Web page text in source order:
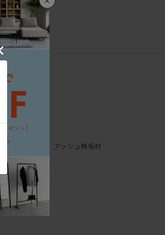
58cm
52cm
190cm
オーク無垢材、アッシュ無垢材
ウレタン塗装